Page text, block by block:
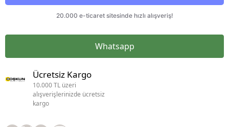
Whatsapp
Ücretsiz Kargo
10.000 TL üzeri
alışverişlerinizde ücretsiz
kargo